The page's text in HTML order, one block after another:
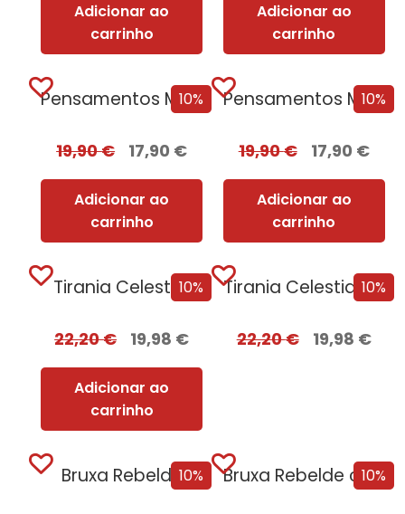
Adicionar ao
carrinho
Adicionar ao
carrinho
10%
Pensamentos Malignos
19,90€ 17,90 €
Adicionar ao
carrinho
10%
Pensamentos Malignos + Oferta A Pequena Livraria dos Recomeços
19,90€ 17,90 €
Adicionar ao
carrinho
10%
Tirania Celestial
22,20€ 19,98 €
Adicionar ao
carrinho
10%
Tirania Celestial + Oferta GILD
22,20€ 19,98 €
10%
Bruxa Rebelde 10%
Bruxa Rebelde com EDGES